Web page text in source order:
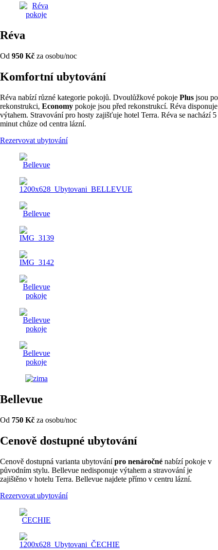
Réva
Od 950 Kč za osobu/noc
Komfortní ubytování
Réva nabízí různé kategorie pokojů. Dvoulůžkové pokoje Plus jsou po
rekonstrukci, Economy pokoje jsou před rekonstrukcí. Réva disponuje
výtahem. Stravování pro hosty zajišťuje hotel Terra. Réva se nachází 5
minut chůze od centra lázní.
Rezervovat ubytování
Bellevue
Od 750 Kč za osobu/noc
Cenově dostupné ubytování
Cenově dostupná varianta ubytovánípro nenáročné nabízí pokoje v
původním stylu. Bellevue nedisponuje výtahem a stravování je
zajištěno v hotelu Terra. Bellevue najdete přímo v centru lázní.
Rezervovat ubytování